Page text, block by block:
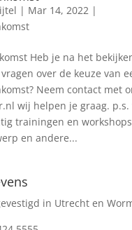
| Mar 14, 2022|
Heb je na het
over de keuze van
Neem contact met
wij helpen je graag. p.s.
trainingen en
en andere...
in Utrecht en